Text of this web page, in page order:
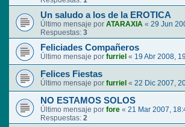
Un saludo a los de la EROTICA
Último mensaje por ATARAXIA « 29 Jun
Respuestas: 3
Feliciades Compañeros
Último mensaje por furriel « 19 Abr 2008,
Felices Fiestas
Último mensaje por furriel « 22 Dic 2007,
NO ESTAMOS SOLOS
Último mensaje por fore « 21 Mar 2007,
Respuestas: 2